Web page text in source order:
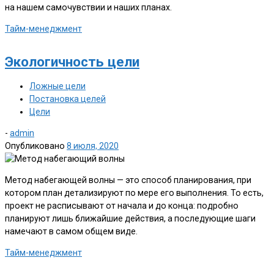
на нашем самочувствии и наших планах.
Тайм-менеджмент
Экологичность цели
Ложные цели
Постановка целей
Цели
- admin
Опубликовано 8 июля, 2020
Метод набегающей волны — это способ планирования, при
котором план детализируют по мере его выполнения. То есть,
проект не расписывают от начала и до конца: подробно
планируют лишь ближайшие действия, а последующие шаги
намечают в самом общем виде.
Тайм-менеджмент